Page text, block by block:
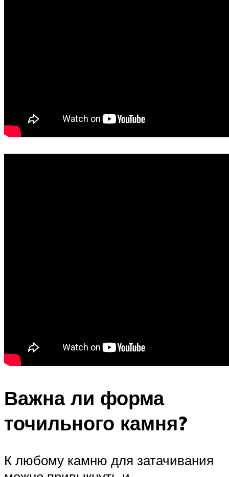
Важна ли форма
точильного камня?
К любому камню для затачивания